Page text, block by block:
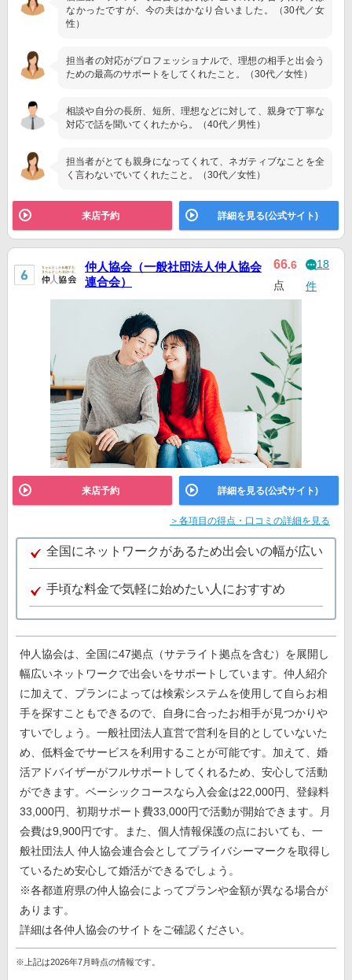
なかったですが、今の夫はかなり合いました。（30代／女
性）
担当者の対応がプロフェッショナルで、理想の相手と出会う
ための最高のサポートをしてくれたこと。（30代／女性）
相談や自分の長所、短所、理想などに対して、親身で丁寧な
対応で話を聞いてくれたから。（40代／男性）
担当者がとても親身になってくれて、ネガティブなことを全
く言わないでいてくれたこと。（30代／女性）
来店予約 詳細を見る(公式サイト)
仲人協会（一般社団法人仲人協会
連合会）
66.6
点
18
件
来店予約 詳細を見る(公式サイト)
＞各項目の得点・口コミの詳細を見る
全国にネットワークがあるため出会いの幅が広い
手頃な料金で気軽に始めたい人におすすめ
仲人協会は、全国に47拠点（サテライト拠点を含む）を展開し
幅広いネットワークで出会いをサポートしています。仲人紹介
に加えて、プランによっては検索システムを使用して自らお相
手を探すこともできるので、自身に合ったお相手が見つかりや
すいでしょう。一般社団法人直営で営利を目的としていないた
め、低料金でサービスを利用することが可能です。加えて、婚
活アドバイザーがフルサポートしてくれるため、安心して活動
ができます。ベーシックコースなら入会金は22,000円、登録料
33,000円、初期サポート費33,000円で活動が開始できます。月
会費は9,900円です。また、個人情報保護の点においても、一
般社団法人 仲人協会連合会としてプライバシーマークを取得し
ているため安心して婚活ができるでしょう。
※各都道府県の仲人協会によってプランや金額が異なる場合が
あります。
詳細は各仲人協会のサイトをご確認ください。
※上記は2026年7月時点の情報です。